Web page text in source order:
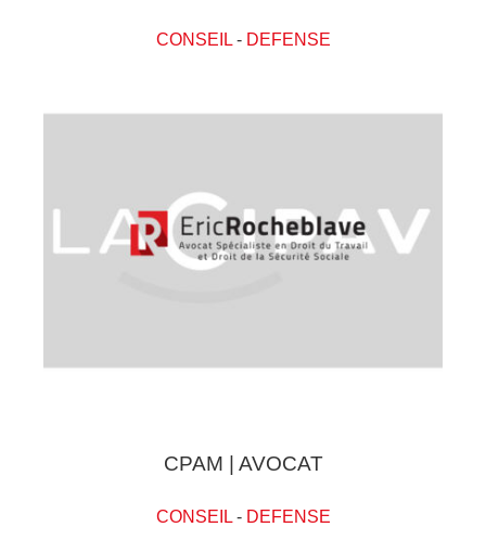
CONSEIL- DEFENSE
CPAM | AVOCAT
CONSEIL- DEFENSE